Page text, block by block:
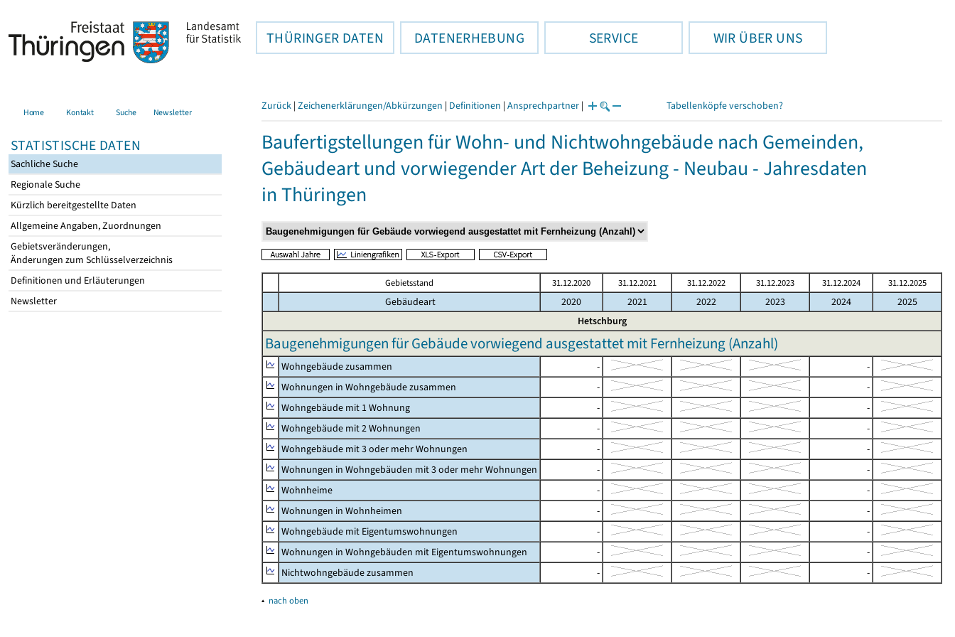
THÜRINGER DATEN DATENERHEBUNG SERVICE WIR ÜBER UNS
Home Kontakt Suche Newsletter
STATISTISCHE DATEN
Sachliche Suche
Regionale Suche
Kürzlich bereitgestellte Daten
Allgemeine Angaben, Zuordnungen
Gebietsveränderungen,
Änderungen zum Schlüsselverzeichnis
Definitionen und Erläuterungen
Newsletter
Zurück | Zeichenerklärungen/Abkürzungen | Definitionen | Ansprechpartner | Tabellenköpfe verschoben?
Baufertigstellungen für Wohn- und Nichtwohngebäude nach Gemeinden,
Gebäudeart und vorwiegender Art der Beheizung - Neubau - Jahresdaten
in Thüringen
Gebietsstand 31.12.2020 31.12.2021 31.12.2022 31.12.2023 31.12.2024 31.12.2025
Gebäudeart 2020 2021 2022 2023 2024
2025
Hetschburg
Baugenehmigungen für Gebäude vorwiegend ausgestattet mit Fernheizung (Anzahl)
Wohngebäude zusammen -
-
Wohnungen in Wohngebäude zusammen
-
-
Wohngebäude mit 1 Wohnung
-
-
Wohngebäude mit 2 Wohnungen
-
-
Wohngebäude mit 3 oder mehr Wohnungen
-
-
Wohnungen in Wohngebäuden mit 3 oder mehr Wohnungen
-
-
Wohnheime
-
-
Wohnungen in Wohnheimen
-
-
Wohngebäude mit Eigentumswohnungen
-
-
Wohnungen in Wohngebäuden mit Eigentumswohnungen
-
-
Nichtwohngebäude zusammen
- -
▴ nach oben